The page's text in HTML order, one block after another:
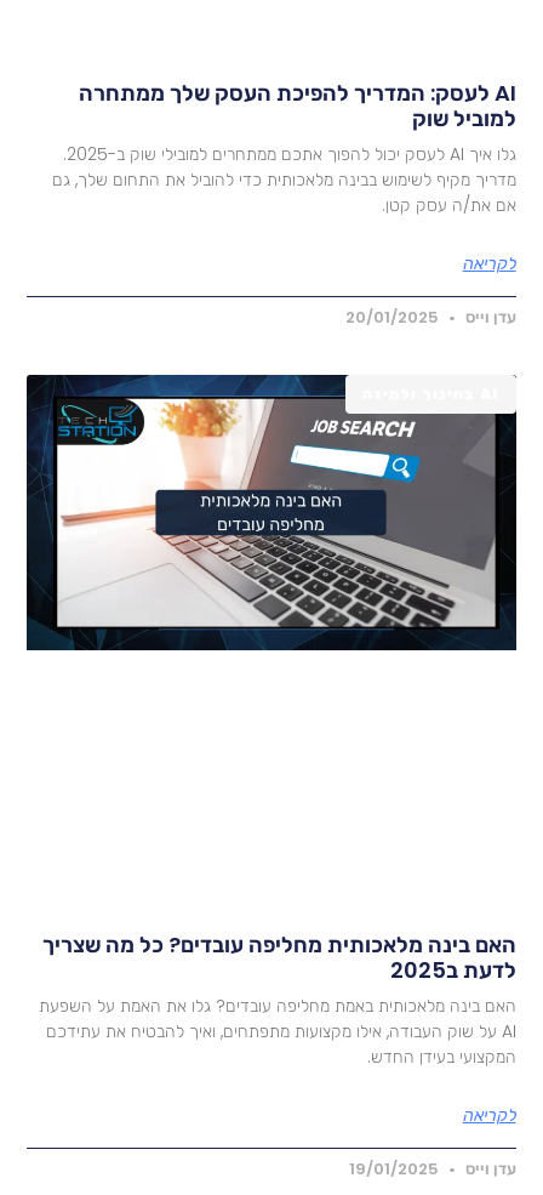
AI לעסק: המדריך להפיכת העסק שלך ממתחרה
שוק
גלו איך AI לעסק יכול להפוך אתכם ממתחרים למובילי שוק ב-2025.
מקיף לשימוש בבינה מלאכותית כדי להוביל את התחום שלך, גם
את/ה עסק קטן.
וייס 20/01/2025
בינה מלאכותית מחליפה עובדים? כל מה שצריך
ב2025
בינה מלאכותית באמת מחליפה עובדים? גלו את האמת על השפעת
AI על שוק העבודה, אילו מקצועות מתפתחים, ואיך להבטיח את עתידכם
בעידן החדש.
וייס 19/01/2025